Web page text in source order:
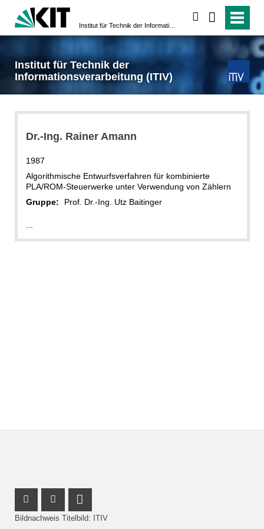
Institut für Technik der
Informationsverarbeitung (ITIV)
Dr.-Ing. Rainer Amann
1987
Algorithmische Entwurfsverfahren für kombinierte
PLA/ROM-Steuerwerke unter Verwendung von Zählern
Gruppe:
Prof. Dr.-Ing. Utz Baitinger
...
Instagram Profil
Facebook Profil
LinkedIn Profil
Bildnachweis Titelbild: ITIV